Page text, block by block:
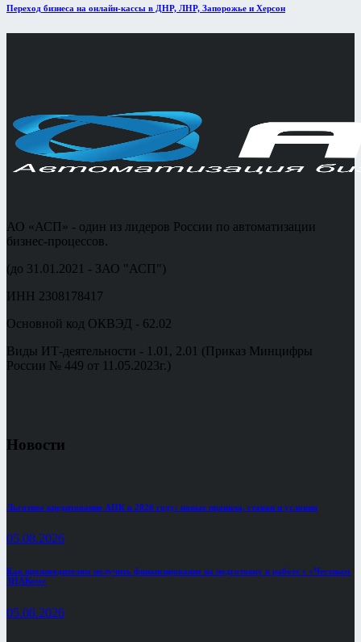
Переход бизнеса на онлайн-кассы в ДНР, ЛНР, Запорожье и Херсон
АО «АСП» - один из лидеров России по автоматизации
бизнес-процессов.
(до 31.01.2021 - ЗАО "АСП")
ИНН 2308178417
Основной код ОКВЭД - 62.02
Виды ИТ-деятельности - 1.01, 2.01 (Приказ Минцифры
России № 449 от 11.05.2023г.)
Новости
Льготное кредитование АПК в 2026 году: новые правила, ставки и условия
05.08.2026
Как производителям получить финансирование на подготовку к работе с «Честным
ЗНАКом»
05.08.2026